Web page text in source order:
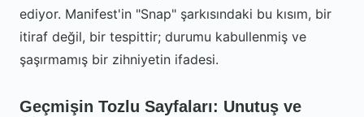
ediyor. Manifest'in "Snap" şarkısındaki bu kısım, bir
itiraf değil, bir tespittir; durumu kabullenmiş ve
şaşırmamış bir zihniyetin ifadesi.
Geçmişin Tozlu Sayfaları: Unutuş ve